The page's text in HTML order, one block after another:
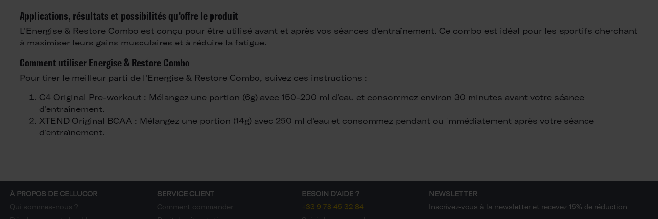
Applications, résultats et possibilités qu'offre le produit
L'Energise & Restore Combo est conçu pour être utilisé avant et après vos séances d'entraînement. Ce combo est idéal pour les sportifs cherchant
à maximiser leurs gains musculaires et à réduire la fatigue.
Comment utiliser Energise & Restore Combo
Pour tirer le meilleur parti de l'Energise & Restore Combo, suivez ces instructions :
C4 Original Pre-workout : Mélangez une portion (6g) avec 150-200 ml d'eau et consommez environ 30 minutes avant votre séance
d'entraînement.
XTEND Original BCAA : Mélangez une portion (14g) avec 250 ml d'eau et consommez pendant ou immédiatement après votre séance
d'entraînement.
À PROPOS DE CELLUCOR
Qui sommes-nous ?
SERVICE CLIENT
Comment commander
BESOIN D'AIDE ?
+33 9 78 45 32 84
NEWSLETTER
Inscrivez-vous à la newsletter et recevez 15% de réduction